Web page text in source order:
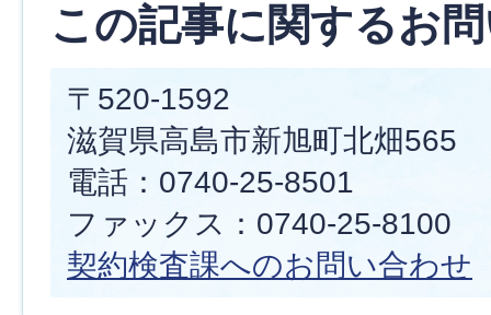
この記事に関するお
〒520-1592
滋賀県高島市新旭町北畑565
電話：0740-25-8501
ファックス：0740-25-8100
契約検査課へのお問い合わせ